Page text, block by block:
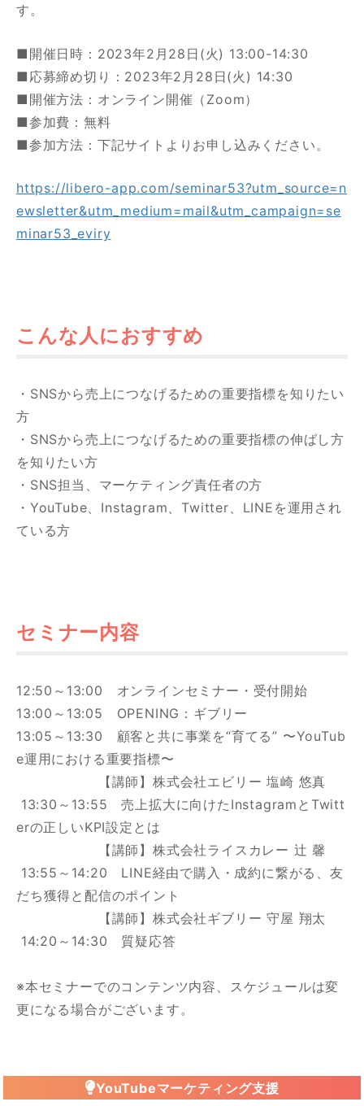
す。
■開催日時：2023年2月28日(火) 13:00-14:30
■応募締め切り：2023年2月28日(火) 14:30
■開催方法：オンライン開催（Zoom）
■参加費：無料
■参加方法：下記サイトよりお申し込みください。
https://libero-app.com/seminar53?utm_source=n
ewsletter&utm_medium=mail&utm_campaign=se
minar53_eviry
こんな人におすすめ
・SNSから売上につなげるための重要指標を知りたい
方
・SNSから売上につなげるための重要指標の伸ばし方
を知りたい方
・SNS担当、マーケティング責任者の方
・YouTube、Instagram、Twitter、LINEを運用され
ている方
セミナー内容
12:50～13:00 オンラインセミナー・受付開始
13:00～13:05 OPENING：ギブリー
13:05～13:30 顧客と共に事業を“育てる” 〜YouTub
e運用における重要指標〜
【講師】株式会社エビリー 塩崎 悠真
13:30～13:55 売上拡大に向けたInstagramとTwitt
erの正しいKPI設定とは
【講師】株式会社ライスカレー 辻 馨
13:55～14:20 LINE経由で購入・成約に繋がる、友
だち獲得と配信のポイント
【講師】株式会社ギブリー 守屋 翔太
14:20～14:30 質疑応答
※本セミナーでのコンテンツ内容、スケジュールは変
更になる場合がございます。
YouTubeマーケティング支援